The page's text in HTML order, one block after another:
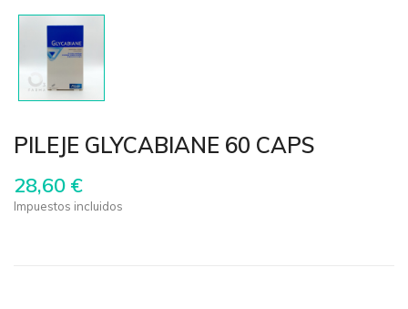
PILEJE GLYCABIANE 60 CAPS
28,60 €
Impuestos incluidos